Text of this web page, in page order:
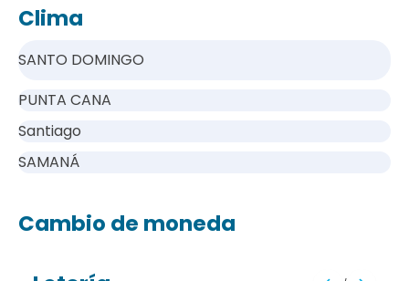
Clima
SANTO DOMINGO
PUNTA CANA
Santiago
SAMANÁ
Cambio de moneda